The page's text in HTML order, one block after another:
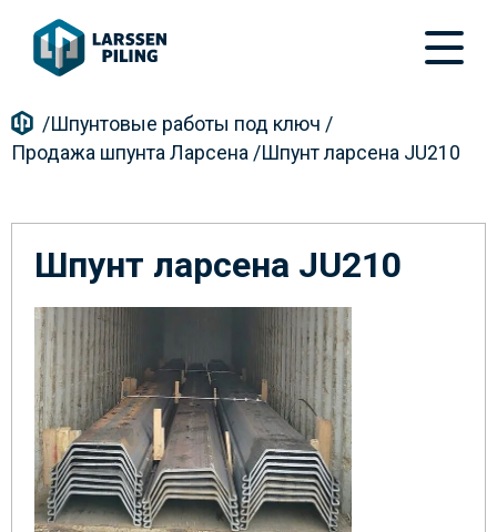
/Шпунтовые работы под ключ /
Продажа шпунта Ларсена /Шпунт ларсена JU210
Шпунт ларсена JU210